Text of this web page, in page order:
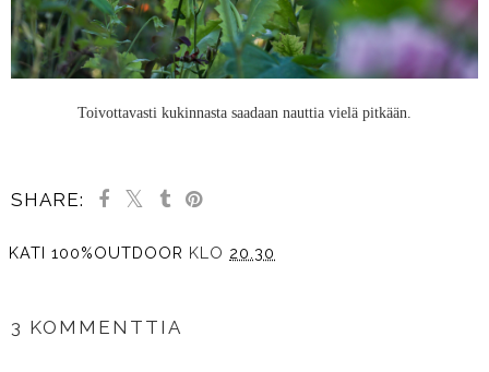
Toivottavasti kukinnasta saadaan nauttia vielä pitkään.
SHARE:
KATI 100%OUTDOOR KLO 20.30
3 KOMMENTTIA